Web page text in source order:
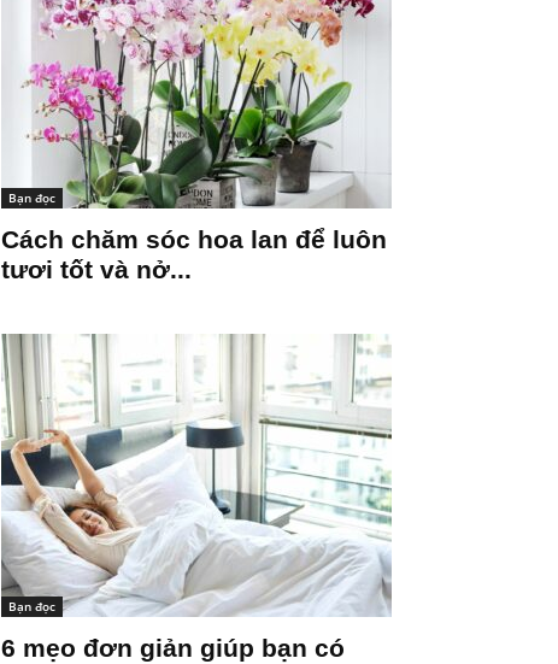
Bạn đọc
Cách chăm sóc hoa lan để luôn
tươi tốt và nở...
Bạn đọc
6 mẹo đơn giản giúp bạn có